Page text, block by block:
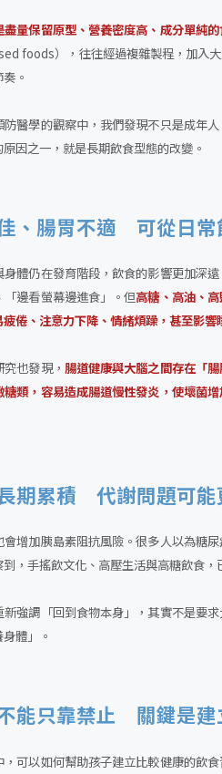
量保留原型、營養密度高、成分單純
foods），往往經過複雜製程，加入
。
醫學的觀察中，我們發現不只是成年
因之一，就是長期飲食型態的改變。
、腸胃不適 可從日常
體仍在發育階段，飲食的影響更加深
邊看螢幕邊進食」。但高糖、高油、
倦、注意力下降、情緒煩躁，甚至影響
也發現， 腸道健康與大腦之間存在「
類，容易造成腸道慢性發炎，使壞菌
期累積 代謝問題可能
增加胰島素阻抗風險。很多人以為糖
，手搖飲文化、高壓生活與高糖飲食
強調「回到食物本身」，其實不是要
體」。
能只靠禁止 關鍵是建
可以如何幫助孩子建立比較健康的飲